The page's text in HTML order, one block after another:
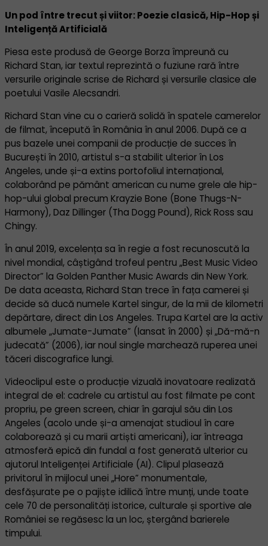
Un pod între trecut și viitor: Poezie clasică, Hip-Hop și
Inteligență Artificială
Piesa este produsă de George Borza împreună cu
Richard Stan, iar textul reprezintă o fuziune rară între
versurile originale scrise de Richard și versurile clasice ale
poetului Vasile Alecsandri.
Richard Stan vine cu o carieră solidă în spatele camerelor
de filmat, începută în România în anul 2006. După ce a
pus bazele unei companii de producție de succes în
București în 2010, artistul s-a stabilit ulterior în Los
Angeles, unde și-a extins portofoliul internațional,
colaborând pe pământ american cu nume grele ale hip-
hop-ului global precum Krayzie Bone (Bone Thugs-N-
Harmony), Daz Dillinger (Tha Dogg Pound), Rick Ross sau
Chingy.
În anul 2019, excelența sa în regie a fost recunoscută la
nivel mondial, câștigând trofeul pentru „Best Music Video
Director” la Golden Panther Music Awards din New York.
De data aceasta, Richard Stan trece în fața camerei și
decide să ducă numele Kartel singur, de la mii de kilometri
depărtare, direct din Los Angeles. Trupa Kartel are la activ
albumele „Jumate-Jumate” (lansat în 2000) și „Dă-mă-n
judecată” (2006), iar noul single marchează ruperea unei
tăceri discografice lungi.
Videoclipul este o producție vizuală inovatoare realizată
integral de el: cadrele cu artistul au fost filmate pe cont
propriu, pe green screen, chiar în garajul său din Los
Angeles (acolo unde și-a amenajat studioul în care
colaborează și cu marii artiști americani), iar întreaga
atmosferă epică din fundal a fost generată ulterior cu
ajutorul Inteligenței Artificiale (AI). Clipul plasează
privitorul în mijlocul unei „Hore” monumentale,
desfășurate pe o pajiște idilică între munți, unde toate
cele 70 de personalități istorice, culturale și sportive ale
României se regăsesc la un loc, ștergând barierele
timpului.